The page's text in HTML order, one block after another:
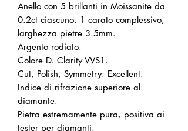
Anello con 5 brillanti in Moissanite da
0.2ct ciascuno. 1 carato complessivo,
larghezza pietre 3.5mm.
Argento rodiato.
Colore D. Clarity VVS1.
Cut, Polish, Symmetry: Excellent.
Indice di rifrazione superiore al
diamante.
Pietra estremamente pura, positiva ai
tester per diamanti.